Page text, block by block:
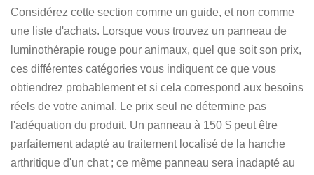
Considérez cette section comme un guide, et non comme
une liste d'achats. Lorsque vous trouvez un panneau de
luminothérapie rouge pour animaux, quel que soit son prix,
ces différentes catégories vous indiquent ce que vous
obtiendrez probablement et si cela correspond aux besoins
réels de votre animal. Le prix seul ne détermine pas
l'adéquation du produit. Un panneau à 150 $ peut être
parfaitement adapté au traitement localisé de la hanche
arthritique d'un chat ; ce même panneau sera inadapté au